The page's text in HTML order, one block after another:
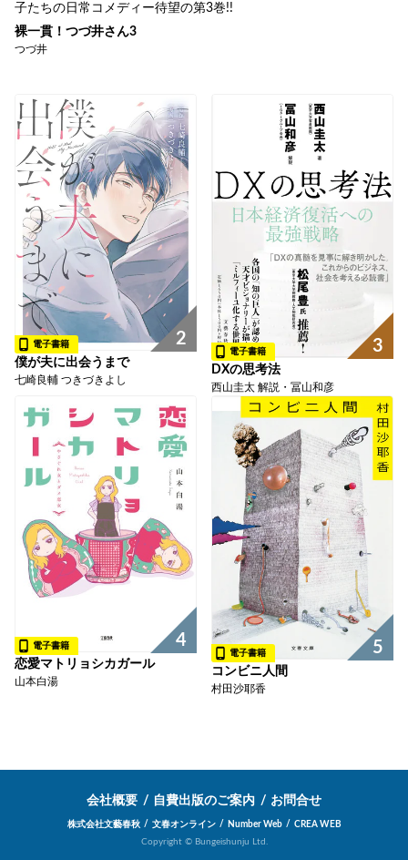
子たちの日常コメディー待望の第3巻!!
裸一貫！つづ井さん3
つづ井
2
電子書籍
僕が夫に出会うまで
七崎良輔 つきづきよし
3
電子書籍
DXの思考法
西山圭太 解説・冨山和彦
4
電子書籍
恋愛マトリョシカガール
山本白湯
5
電子書籍
コンビニ人間
村田沙耶香
会社概要 自費出版のご案内 お問合せ
株式会社文藝春秋 文春オンライン Number Web
CREA WEB
Copyright © Bungeishunju Ltd.